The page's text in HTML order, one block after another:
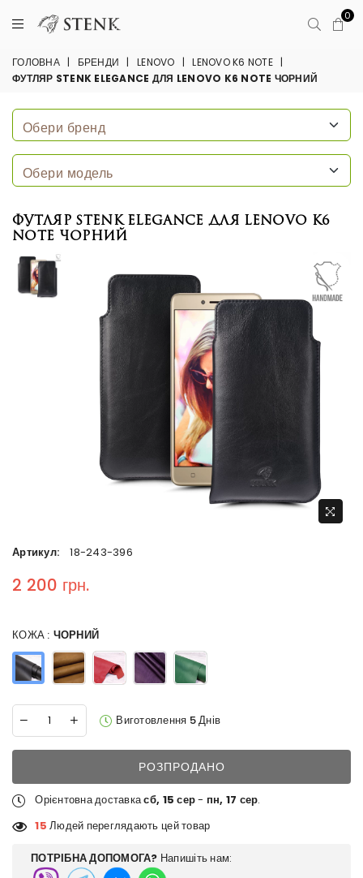
0
ГОЛОВНА | БРЕНДИ | LENOVO | LENOVO K6 NOTE |
ФУТЛЯР STENK ELEGANCE ДЛЯ LENOVO K6 NOTE ЧОРНИЙ
Футляр Stenk Elegance для Lenovo K6
Note Чорний
Артикул: 18-243-396
Regular price
2 200 грн.
КОЖА : ЧОРНИЙ
Виготовлення 5 Днів
РОЗПРОДАНО
Орієнтовна доставкасб, 15 сер- пн, 17 сер.
15 Людей переглядають цей товар
ПОТРІБНА ДОПОМОГА? Напишіть нам: